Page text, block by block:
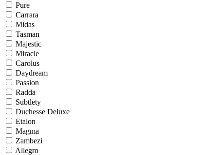
Pure
Carrara
Midas
Tasman
Majestic
Miracle
Carolus
Daydream
Passion
Radda
Subtlety
Duchesse Deluxe
Etalon
Magma
Zambezi
Allegro